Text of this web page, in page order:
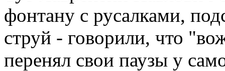
фонтану с русалками,
струй - говорили, что
перенял свои паузы у